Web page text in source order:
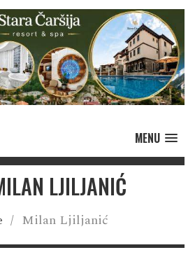
MENU
LJILJANIĆ
/ Milan Ljiljanić